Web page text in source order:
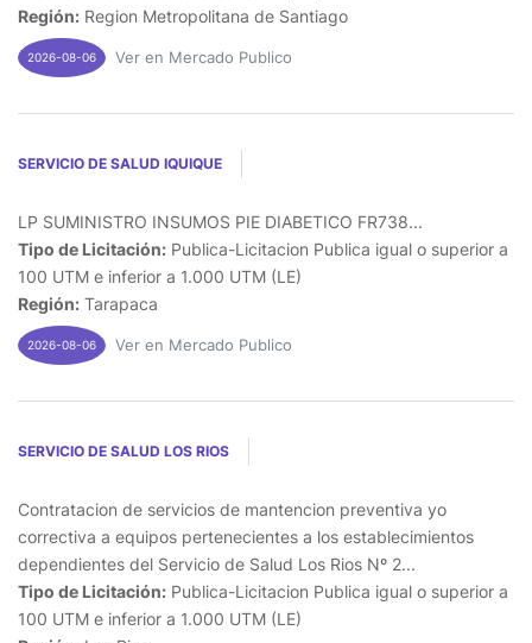
Región: Region Metropolitana de Santiago
2026-08-06 Ver en Mercado Publico
SERVICIO DE SALUD IQUIQUE
LP SUMINISTRO INSUMOS PIE DIABETICO FR738...
Tipo de Licitación: Publica-Licitacion Publica igual o superior a
100 UTM e inferior a 1.000 UTM (LE)
Región: Tarapaca
2026-08-06 Ver en Mercado Publico
SERVICIO DE SALUD LOS RIOS
Contratacion de servicios de mantencion preventiva yo
correctiva a equipos pertenecientes a los establecimientos
dependientes del Servicio de Salud Los Rios Nº 2...
Tipo de Licitación: Publica-Licitacion Publica igual o superior a
100 UTM e inferior a 1.000 UTM (LE)